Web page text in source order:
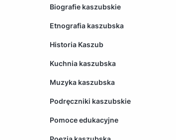
Biografie kaszubskie
Etnografia kaszubska
Historia Kaszub
Kuchnia kaszubska
Muzyka kaszubska
Podręczniki kaszubskie
Pomoce edukacyjne